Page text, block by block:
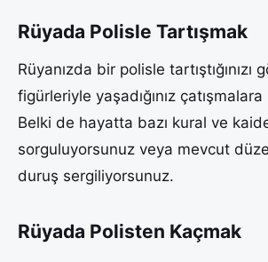
Rüyada Polisle Tartışmak
Rüyanızda bir polisle tartıştığınızı
figürleriyle yaşadığınız
Belki de hayatta bazı kural ve
sorguluyorsunuz veya mevcut
duruş sergiliyorsunuz.
Rüyada Polisten Kaçmak